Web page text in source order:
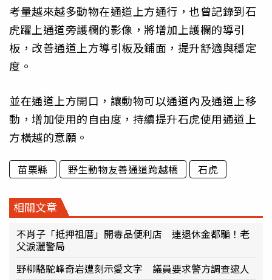
考量越來越多動物在通道上方通行，也曾記錄到石
虎躍上通道旁護欄的影像，將增加上護欄的導引
板，改善通道上方導引板及鋪面，提升舒適與穩定
度。
並在通道上方開口，讓動物可以通道內及通道上移
動，增加使用的自由度，持續提升石虎使用通道上
方橫越的意願。
苗栗縣 野生動物友善通道跨越橋 石虎
相關文章
不肖子「抵押祖厝」開毒品便利店 連退休金都騙！老
父淚灑警局
野柳駱駝峰奇岩遭刻示愛文字 議員要求警方調查逮人